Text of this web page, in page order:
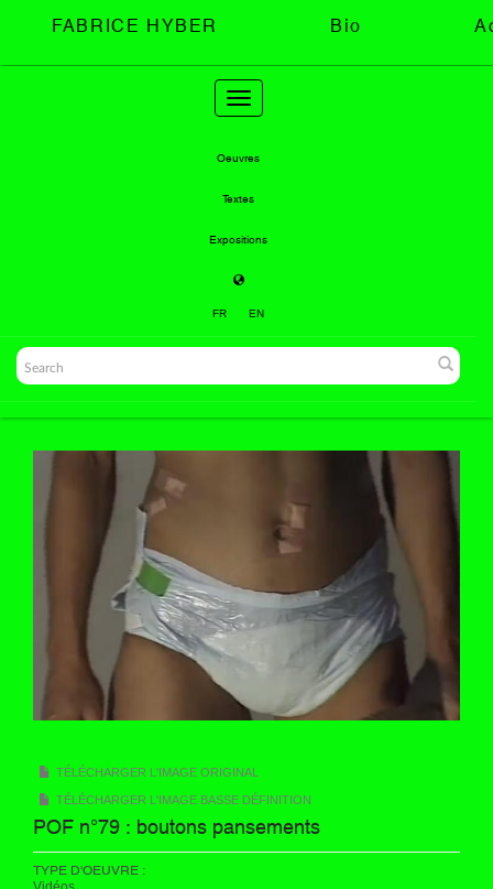
FABRICE HYBER Bio
Toggle
navigation
Oeuvres
Textes
Expositions
FR EN
TÉLÉCHARGER L'IMAGE ORIGINAL
TÉLÉCHARGER L'IMAGE BASSE DÉFINITION
POF n°79 : boutons pansements
TYPE D'OEUVRE :